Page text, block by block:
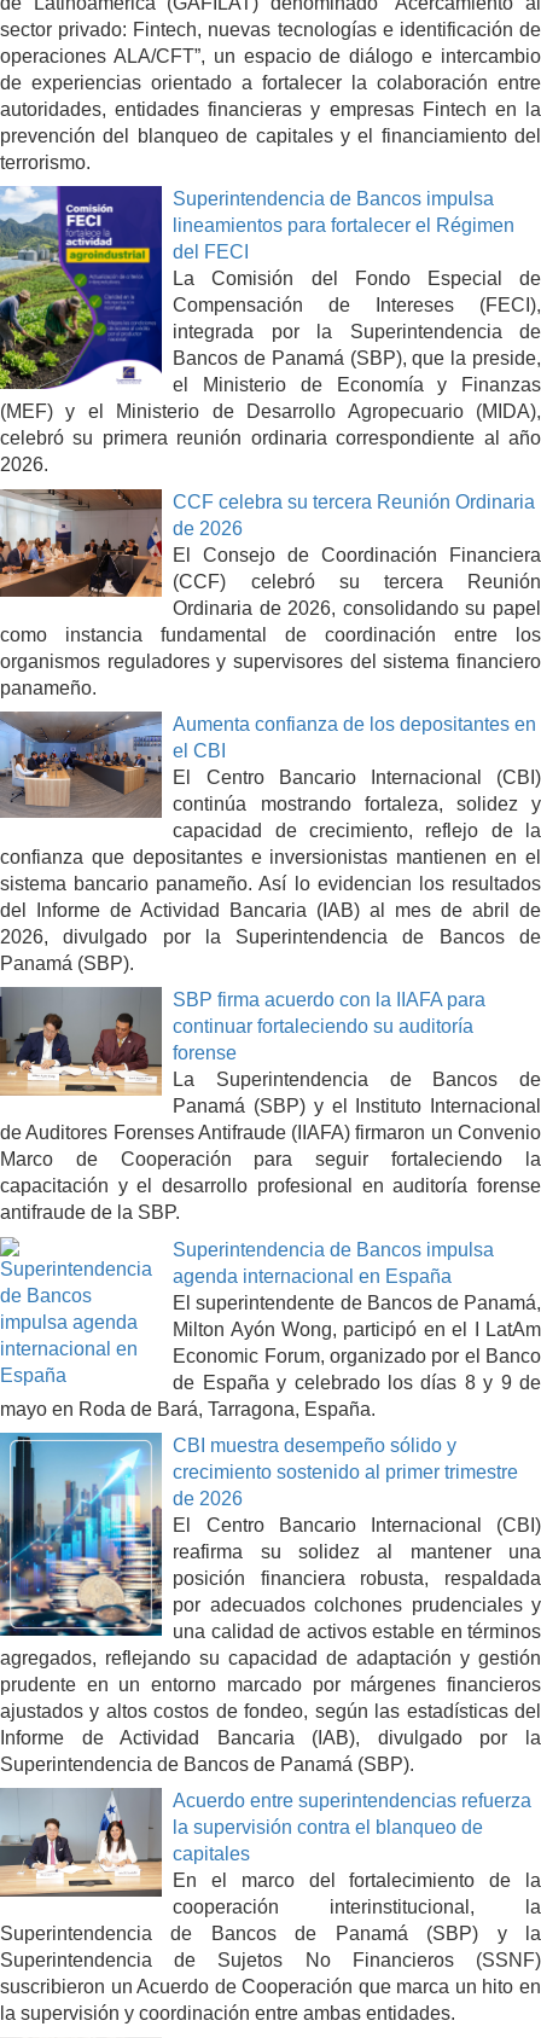
sector privado: Fintech, nuevas tecnologías e identificación de
operaciones ALA/CFT”, un espacio de diálogo e intercambio
de experiencias orientado a fortalecer la colaboración entre
autoridades, entidades financieras y empresas Fintech en la
prevención del blanqueo de capitales y el financiamiento del
terrorismo.
Superintendencia de Bancos impulsa
lineamientos para fortalecer el Régimen
del FECI
La Comisión del Fondo Especial de
Compensación de Intereses (FECI),
integrada por la Superintendencia de
Bancos de Panamá (SBP), que la preside,
el Ministerio de Economía y Finanzas
(MEF) y el Ministerio de Desarrollo Agropecuario (MIDA),
celebró su primera reunión ordinaria correspondiente al año
2026.
CCF celebra su tercera Reunión Ordinaria
de 2026
El Consejo de Coordinación Financiera
(CCF) celebró su tercera Reunión
Ordinaria de 2026, consolidando su papel
como instancia fundamental de coordinación entre los
organismos reguladores y supervisores del sistema financiero
panameño.
Aumenta confianza de los depositantes en
el CBI
El Centro Bancario Internacional (CBI)
continúa mostrando fortaleza, solidez y
capacidad de crecimiento, reflejo de la
confianza que depositantes e inversionistas mantienen en el
sistema bancario panameño. Así lo evidencian los resultados
del Informe de Actividad Bancaria (IAB) al mes de abril de
2026, divulgado por la Superintendencia de Bancos de
Panamá (SBP).
SBP firma acuerdo con la IIAFA para
continuar fortaleciendo su auditoría
forense
La Superintendencia de Bancos de
Panamá (SBP) y el Instituto Internacional
de Auditores Forenses Antifraude (IIAFA) firmaron un Convenio
Marco de Cooperación para seguir fortaleciendo la
capacitación y el desarrollo profesional en auditoría forense
antifraude de la SBP.
Superintendencia de Bancos impulsa
agenda internacional en España
El superintendente de Bancos de Panamá,
Milton Ayón Wong, participó en el I LatAm
Economic Forum, organizado por el Banco
de España y celebrado los días 8 y 9 de
mayo en Roda de Bará, Tarragona, España.
CBI muestra desempeño sólido y
crecimiento sostenido al primer trimestre
de 2026
El Centro Bancario Internacional (CBI)
reafirma su solidez al mantener una
posición financiera robusta, respaldada
por adecuados colchones prudenciales y
una calidad de activos estable en términos
agregados, reflejando su capacidad de adaptación y gestión
prudente en un entorno marcado por márgenes financieros
ajustados y altos costos de fondeo, según las estadísticas del
Informe de Actividad Bancaria (IAB), divulgado por la
Superintendencia de Bancos de Panamá (SBP).
Acuerdo entre superintendencias refuerza
la supervisión contra el blanqueo de
capitales
En el marco del fortalecimiento de la
cooperación interinstitucional, la
Superintendencia de Bancos de Panamá (SBP) y la
Superintendencia de Sujetos No Financieros (SSNF)
suscribieron un Acuerdo de Cooperación que marca un hito en
la supervisión y coordinación entre ambas entidades.